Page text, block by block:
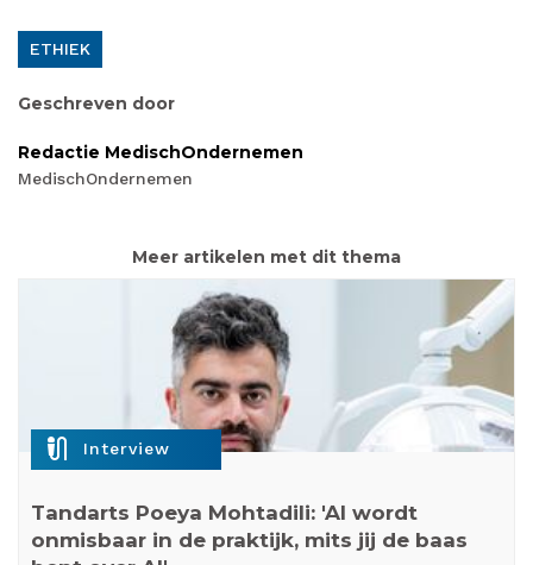
ETHIEK
Geschreven door
Redactie MedischOndernemen
MedischOndernemen
Meer artikelen met dit thema
mic_external_on Interview
Tandarts Poeya Mohtadili: 'AI wordt
onmisbaar in de praktijk, mits jij de baas